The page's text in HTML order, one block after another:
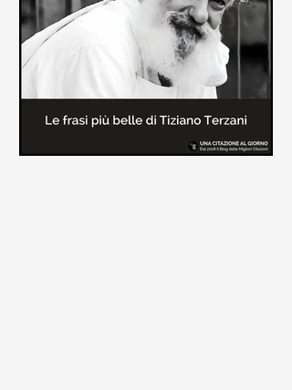
di Wisława Szymborska sull'amore e
sulla vita